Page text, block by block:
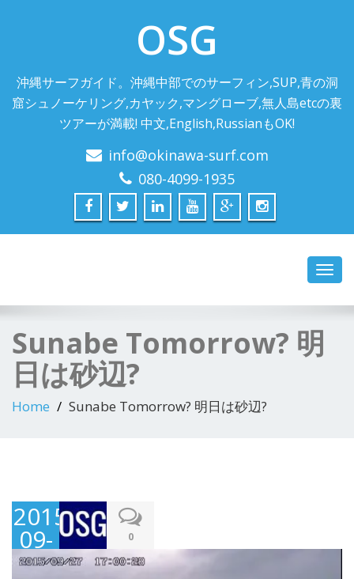
OSG
沖縄サーフガイド。沖縄中部でのサーフィン,SUP,青の洞
窟シュノーケリング,カヤック,マングローブ,無人島etcの裏
ツアーが満載! 中文,English,RussianもOK!
info@okinawa-surf.com
080-4099-1935
Sunabe Tomorrow? 明
日は砂辺?
Home Sunabe Tomorrow? 明日は砂辺?
2015-
09-
27
0